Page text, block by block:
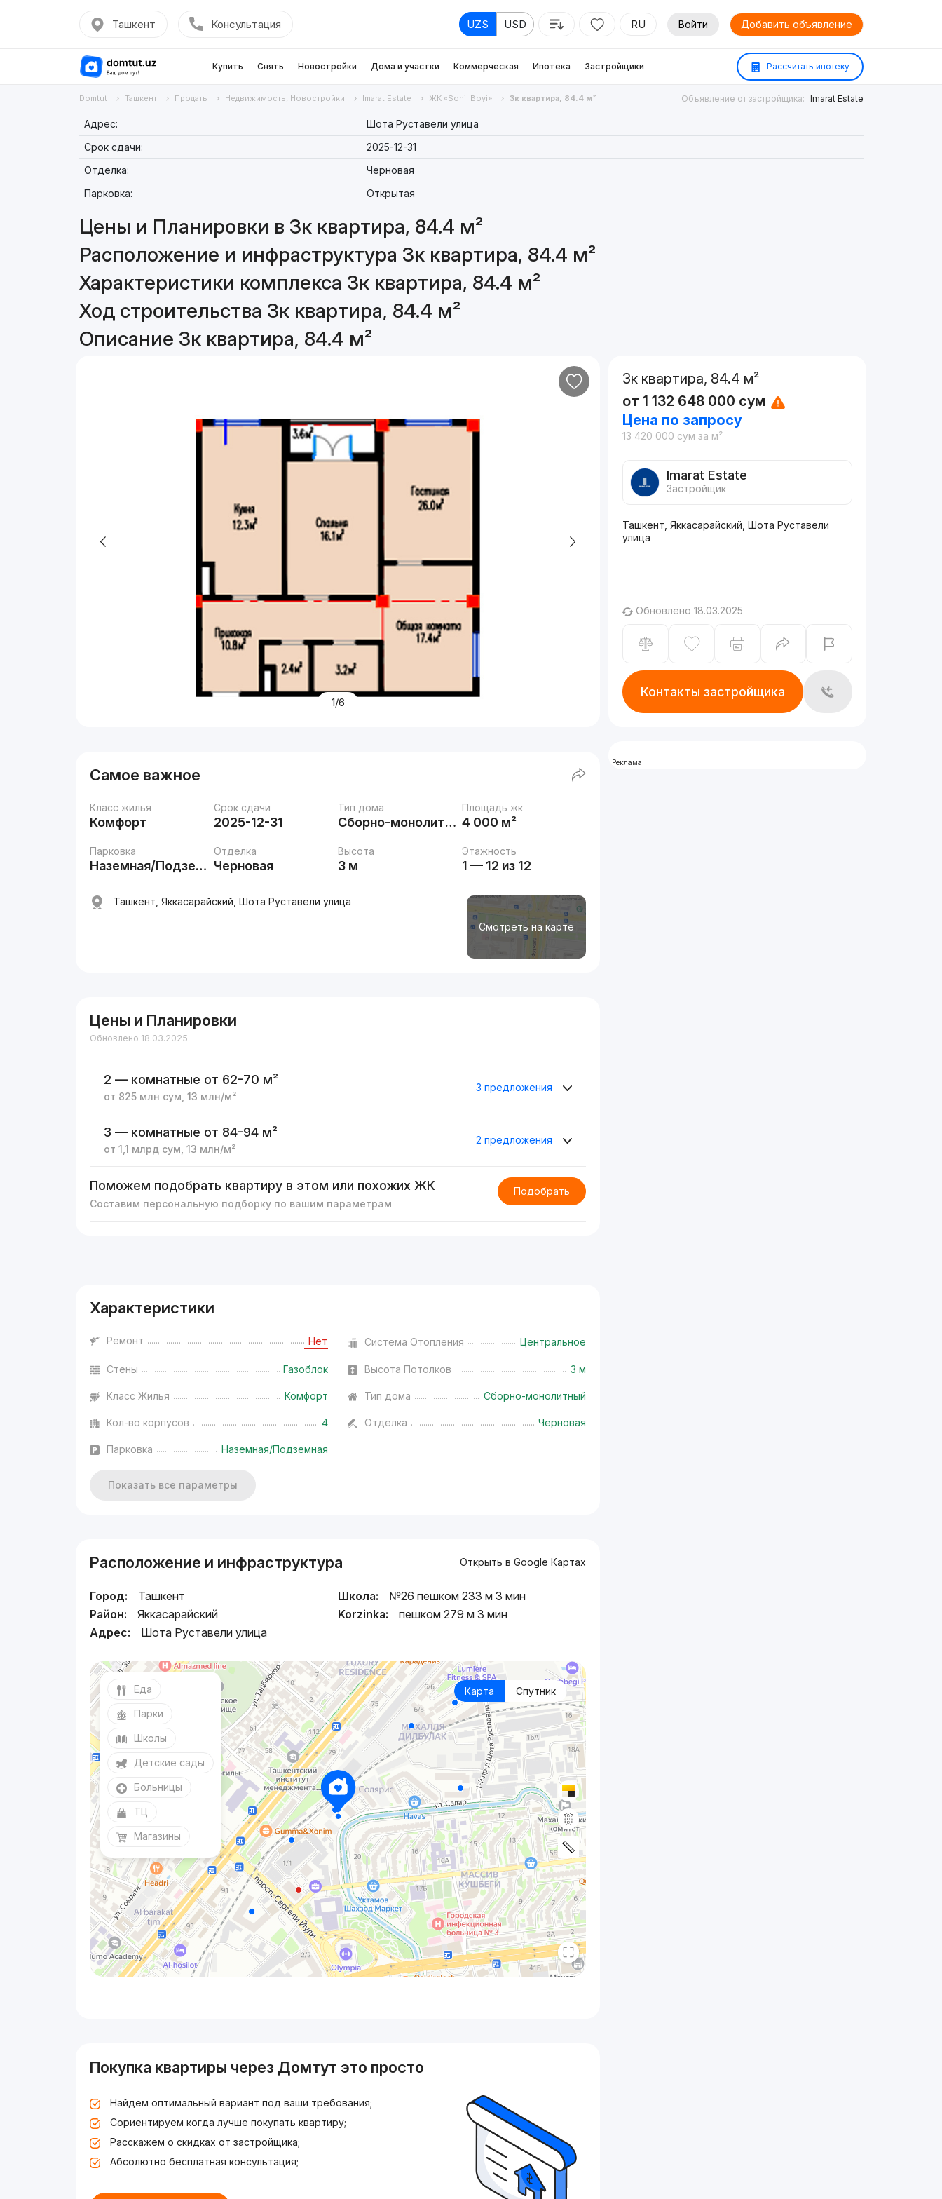
Ташкент Консультация UZS USD RU Войти Добавить объявление
Купить Снять Новостройки Дома и участки Коммерческая Ипотека Застройщики Рассчитать ипотеку
Domtut Ташкент Продать Недвижимость, Новостройки Imarat Estate ЖК «Sohil Boyi» 3к квартира, 84.4 м² Объявление от застройщика: Imarat Estate
Адрес:
Шота Руставели улица
Срок сдачи:
2025-12-31
Отделка:
Черновая
Парковка:
Открытая
Цены и Планировки в 3к квартира, 84.4 м²
Расположение и инфраструктура 3к квартира, 84.4 м²
Характеристики комплекса 3к квартира, 84.4 м²
Ход строительства 3к квартира, 84.4 м²
Описание 3к квартира, 84.4 м²
1/6
Самое важное
Класс жилья
Комфорт
Срок сдачи
2025-12-31
Тип дома
Сборно-монолитный
Площадь жк
4 000 м²
Парковка
Наземная/Подземная
Отделка
Черновая
Высота
3 м
Этажность
1 — 12 из 12
Смотреть на карте
Ташкент, Яккасарайский, Шота Руставели улица
Цены и Планировки
Обновлено 18.03.2025
2 — комнатные от 62-70 м²
от 825 млн сум ,13 млн/м²
3 предложения
3 — комнатные от 84-94 м²
от1,1 млрд сум ,13 млн/м²
2 предложения
Поможем подобрать квартиру в этом или похожих ЖК
Составим персональную подборку по вашим параметрам
Подобрать
Характеристики
Ремонт Нет Система Отопления Центральное
Стены Газоблок Высота Потолков 3 м
Класс Жилья Комфорт Тип дома Сборно-монолитный
Кол-во корпусов 4 Отделка Черновая
Парковка Наземная/Подземная
Показать все параметры
Расположение и инфраструктура Открыть в Google Картах
Город:
Ташкент
Район:
Яккасарайский
Адрес:
Шота Руставели улица
Школа:
№26 пешком 233 м 3 мин
Korzinka:
пешком 279 м 3 мин
Карта Спутник
Еда
Парки
Школы
Детские сады
Больницы
ТЦ
Магазины
Покупка квартиры через Домтут это просто
Найдём оптимальный вариант под ваши требования;
Сориентируем когда лучше покупать квартиру;
Расскажем о скидках от застройщика;
Абсолютно бесплатная консультация;
3к квартира, 84.4 м²
от 1 132 648 000 сум
Цена по запросу
13 420 000 сум за м²
Imarat Estate
Застройщик
Ташкент, Яккасарайский, Шота Руставели
улица
Обновлено 18.03.2025
Контакты застройщика
Реклама